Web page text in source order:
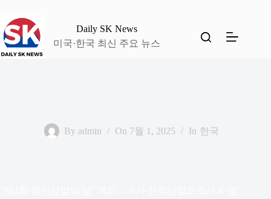
으
로
건
Daily SK News
미국·한국 최신 주요 뉴스
By admin On 7월 1, 2025 In 한국